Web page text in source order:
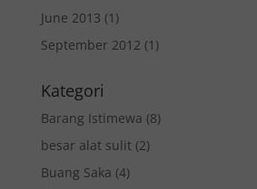
June 2013 (1)
September 2012 (1)
Kategori
Barang Istimewa (8)
besar alat sulit(2)
Buang Saka (4)